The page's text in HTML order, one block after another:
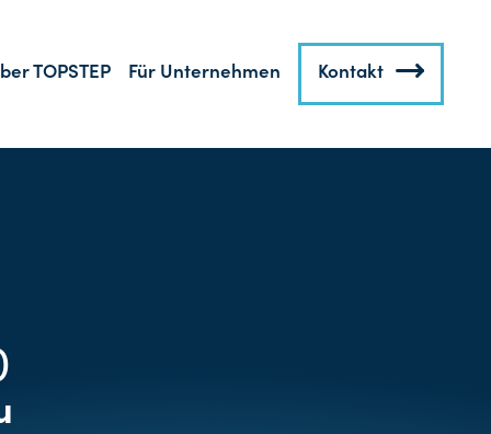
TOPSTEP Für Unternehmen Kontakt